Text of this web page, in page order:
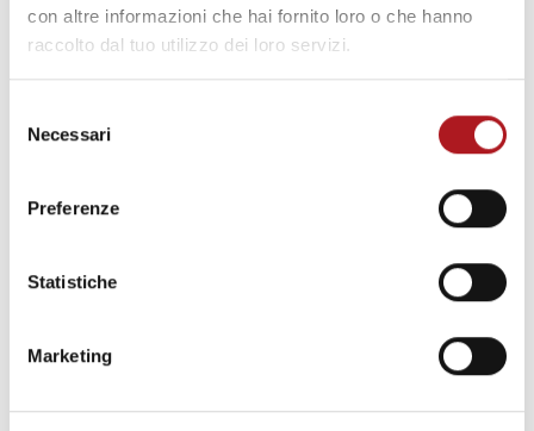
con altre informazioni che hai fornito loro o che hanno
raccolto dal tuo utilizzo dei loro servizi.
delNecessari
Preferenze
Statistiche
Marketing
Maggio 2017
Marzo 2017
Febbraio 2017
Dicembre 2016
Settembre 2016
Luglio 2016